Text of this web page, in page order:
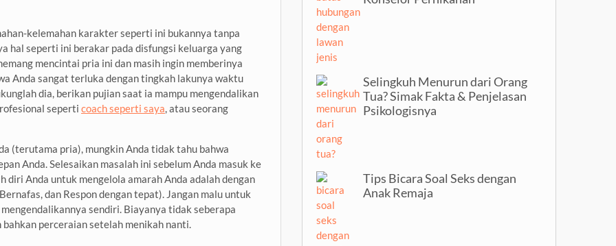
kelemahan karakter seperti ini bukannya tanpa
hal seperti ini berakar pada disfungsi keluarga yang
mencintai pria ini dan masih ingin memberinya
Anda sangat terluka dengan tingkah lakunya waktu
dia, berikan pujian saat ia mampu mengendalikan
seperti coach seperti saya, atau seorang
(terutama pria), mungkin Anda tidak tahu bahwa
Anda. Selesaikan masalah ini sebelum Anda masuk ke
Anda untuk mengelola amarah Anda adalah dengan
dan Respon dengan tepat). Jangan malu untuk
sendiri. Biayanya tidak seberapa
perceraian setelah menikah nanti.
Tua? Simak Fakta & Penjelasan
Psikologisnya
Anak Remaja